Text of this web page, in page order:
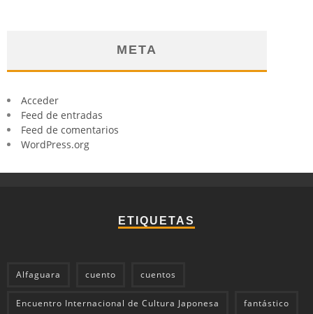
META
Acceder
Feed de entradas
Feed de comentarios
WordPress.org
ETIQUETAS
Alfaguara cuento cuentos
Encuentro Internacional de Cultura Japonesa fantástico